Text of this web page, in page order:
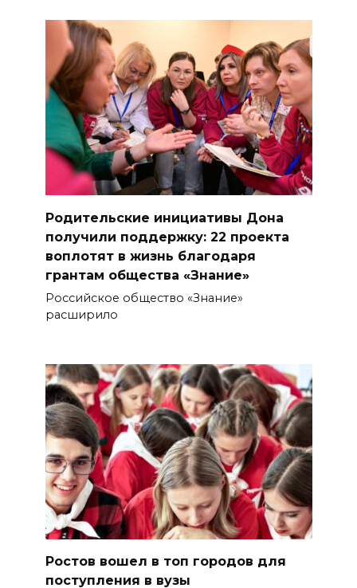
Родительские инициативы Дона
получили поддержку: 22 проекта
воплотят в жизнь благодаря
грантам общества «Знание»
Российское общество «Знание»
расширило
Ростов вошел в топ городов для
поступления в вузы